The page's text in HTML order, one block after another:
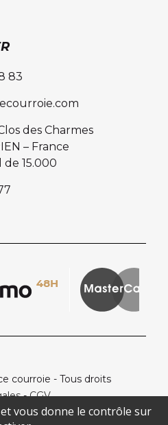
83
des Charmes
– France
de 15.000
courroie - Tous droits
-CGV
vous donne le contrôle sur